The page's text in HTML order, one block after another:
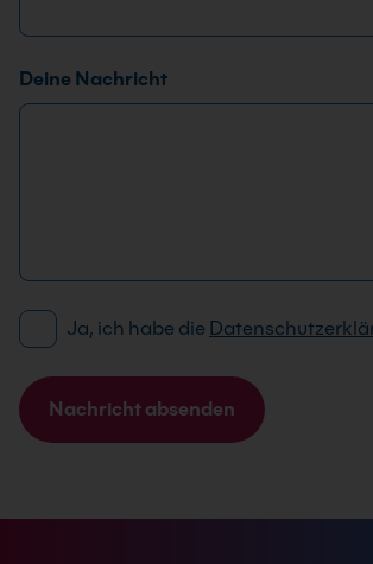
Deine Nachricht
*
T
e
l
e
n
D
S
G
V
O
i
Ja, ich habe die
Nachricht absenden
t